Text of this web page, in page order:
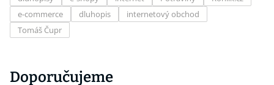
e-commerce
dluhopis
internetový obchod
Tomáš Čupr
Doporučujeme